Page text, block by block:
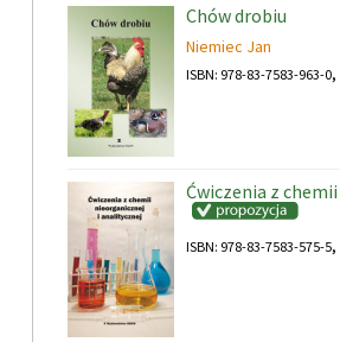
Chów drobiu
Niemiec Jan
ISBN: 978-83-7583-963-0,
Ćwiczenia z
ISBN: 978-83-7583-575-5,